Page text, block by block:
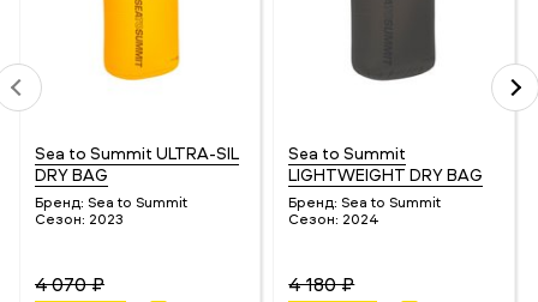
Sea to Summit ULTRA-SIL
DRY BAG
Бренд: Sea to Summit
Сезон: 2023
4 070 ₽
Sea to Summit
LIGHTWEIGHT DRY BAG
Бренд: Sea to Summit
Сезон: 2024
4 180 ₽